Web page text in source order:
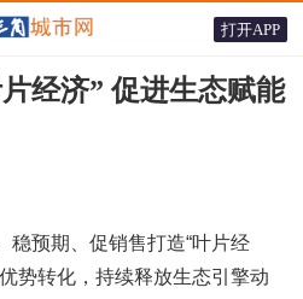
打开APP
经济” 促进生态赋能
稳预期、促销售打造“叶片经
势转化，持续释放生态引擎动